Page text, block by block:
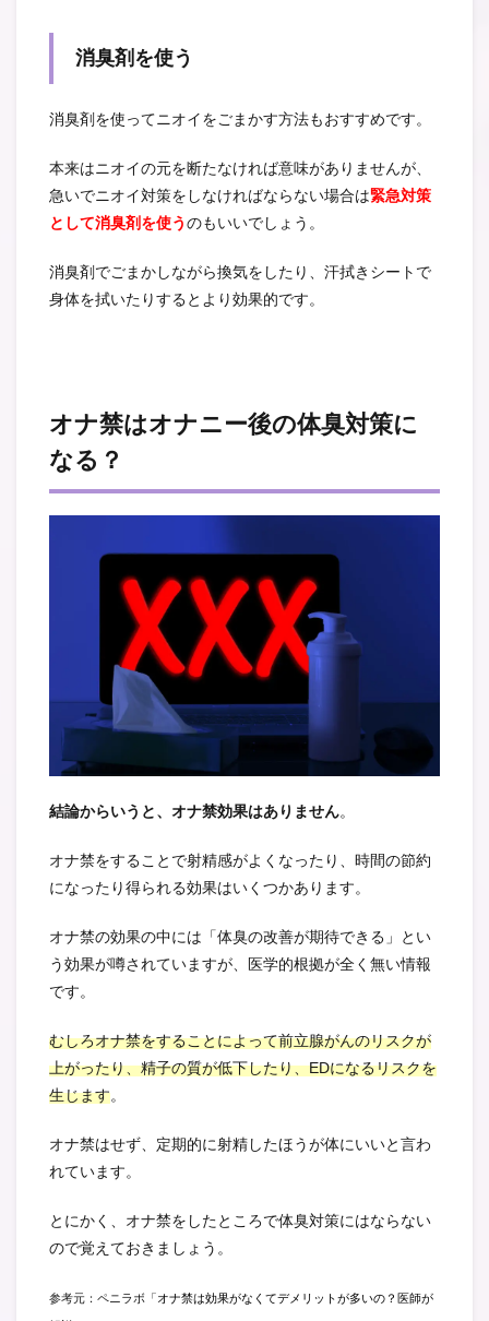
消臭剤を使う
消臭剤を使ってニオイをごまかす方法もおすすめです。
本来はニオイの元を断たなければ意味がありませんが、
急いでニオイ対策をしなければならない場合は緊急対策
として消臭剤を使うのもいいでしょう。
消臭剤でごまかしながら換気をしたり、汗拭きシートで
身体を拭いたりするとより効果的です。
オナ禁はオナニー後の体臭対策に
なる？
結論からいうと、オナ禁効果はありません。
オナ禁をすることで射精感がよくなったり、時間の節約
になったり得られる効果はいくつかあります。
オナ禁の効果の中には「体臭の改善が期待できる」とい
う効果が噂されていますが、医学的根拠が全く無い情報
です。
むしろオナ禁をすることによって前立腺がんのリスクが
上がったり、精子の質が低下したり、EDになるリスクを
生じます。
オナ禁はせず、定期的に射精したほうが体にいいと言わ
れています。
とにかく、オナ禁をしたところで体臭対策にはならない
ので覚えておきましょう。
参考元：ペニラボ「オナ禁は効果がなくてデメリットが多いの？医師が